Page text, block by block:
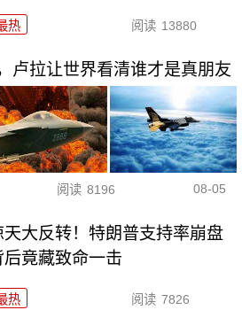
热 阅读 13880
卢拉让世界看清谁才是真朋友
阅读 8196 08-05
天大反转！特朗普支持率崩盘
后竟藏致命一击
热 阅读 7826